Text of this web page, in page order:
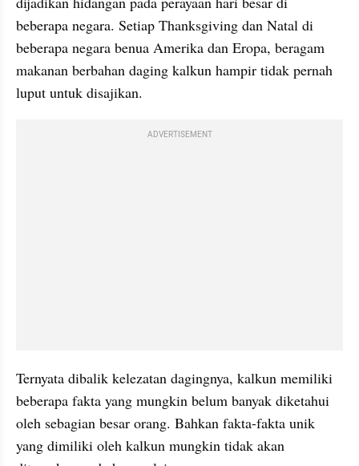
beberapa negara. Setiap Thanksgiving dan Natal di
beberapa negara benua Amerika dan Eropa, beragam
makanan berbahan daging kalkun hampir tidak pernah
luput untuk disajikan.
ADVERTISEMENT
Ternyata dibalik kelezatan dagingnya, kalkun memiliki
beberapa fakta yang mungkin belum banyak diketahui
oleh sebagian besar orang. Bahkan fakta-fakta unik
yang dimiliki oleh kalkun mungkin tidak akan